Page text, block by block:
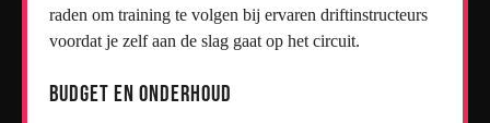
raden om training te volgen bij ervaren driftinstructeurs
voordat je zelf aan de slag gaat op het circuit.
Budget en onderhoud